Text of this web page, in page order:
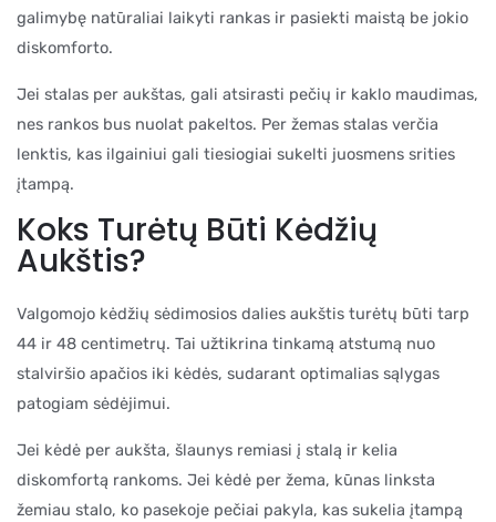
galimybę natūraliai laikyti rankas ir pasiekti maistą be jokio
diskomforto.
Jei stalas per aukštas, gali atsirasti pečių ir kaklo maudimas,
nes rankos bus nuolat pakeltos. Per žemas stalas verčia
lenktis, kas ilgainiui gali tiesiogiai sukelti juosmens srities
įtampą.
Koks Turėtų Būti Kėdžių
Aukštis?
Valgomojo kėdžių sėdimosios dalies aukštis turėtų būti tarp
44 ir 48 centimetrų. Tai užtikrina tinkamą atstumą nuo
stalviršio apačios iki kėdės, sudarant optimalias sąlygas
patogiam sėdėjimui.
Jei kėdė per aukšta, šlaunys remiasi į stalą ir kelia
diskomfortą rankoms. Jei kėdė per žema, kūnas linksta
žemiau stalo, ko pasekoje pečiai pakyla, kas sukelia įtampą